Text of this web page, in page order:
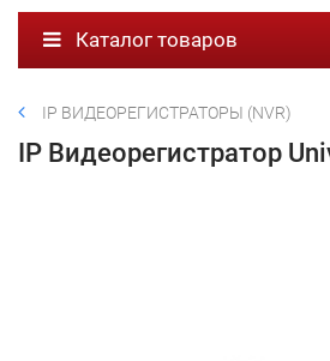
Каталог товаров
IP ВИДЕОРЕГИСТРАТОРЫ (NVR)
IP Видеорегистратор